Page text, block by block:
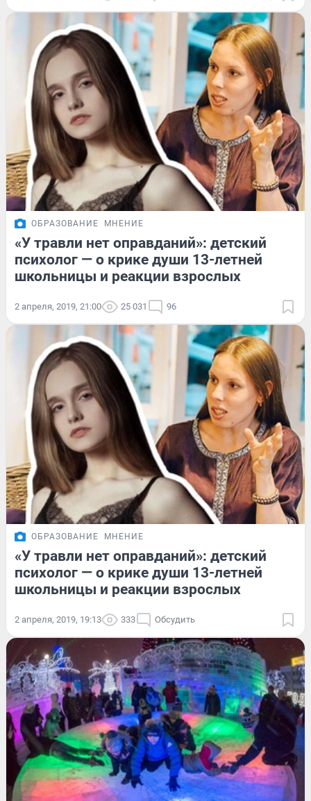
ОБРАЗОВАНИЕ МНЕНИЕ
«У травли нет оправданий»: детский
психолог — о крике души 13-летней
школьницы и реакции взрослых
2 апреля, 2019, 21:00 25 031 96
ОБРАЗОВАНИЕ МНЕНИЕ
«У травли нет оправданий»: детский
психолог — о крике души 13-летней
школьницы и реакции взрослых
2 апреля, 2019, 19:13 333 Обсудить